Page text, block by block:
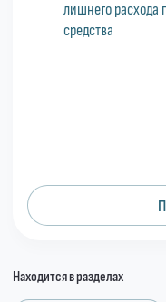
лишнего расхода
средства
Находится в разделах